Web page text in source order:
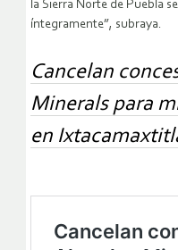
la Sierra Norte de Puebla
íntegramente”, subraya.
Cancelan
Minerals para
en